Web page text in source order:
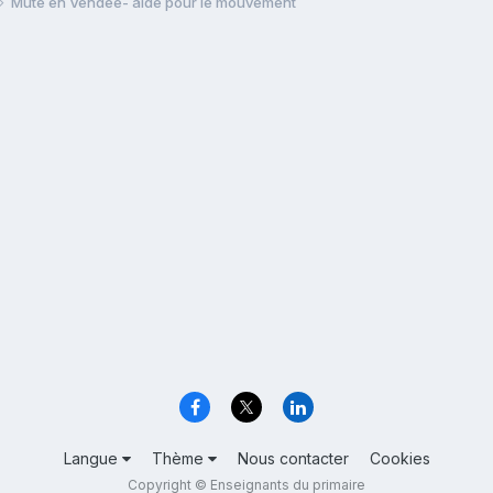
Langue Thème Nous contacter Cookies
Copyright © Enseignants du primaire